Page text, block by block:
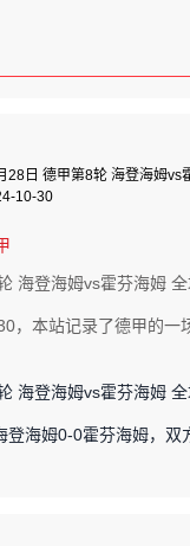
28日 德甲第8轮 海登海姆vs
10-30
海登海姆vs霍芬海姆
，本站记录了德甲的一
海登海姆vs霍芬海姆
登海姆0-0霍芬海姆，双